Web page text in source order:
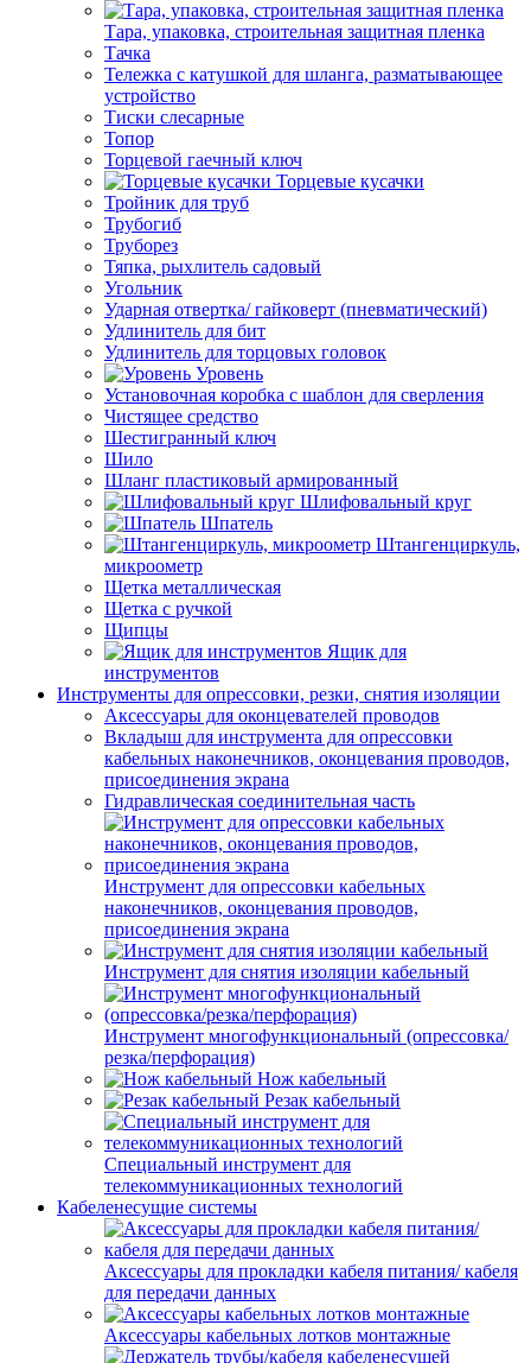
Тара, упаковка, строительная защитная пленка
Тачка
Тележка с катушкой для шланга, разматывающее
устройство
Тиски слесарные
Топор
Торцевой гаечный ключ
Торцевые кусачки
Тройник для труб
Трубогиб
Труборез
Тяпка, рыхлитель садовый
Угольник
Ударная отвертка/ гайковерт (пневматический)
Удлинитель для бит
Удлинитель для торцовых головок
Уровень
Установочная коробка с шаблон для сверления
Чистящее средство
Шестигранный ключ
Шило
Шланг пластиковый армированный
Шлифовальный круг
Шпатель
Штангенциркуль,
микроометр
Щетка металлическая
Щетка с ручкой
Щипцы
Ящик для
инструментов
Инструменты для опрессовки, резки, снятия изоляции
Аксессуары для оконцевателей проводов
Вкладыш для инструмента для опрессовки
кабельных наконечников, оконцевания проводов,
присоединения экрана
Гидравлическая соединительная часть
Инструмент для опрессовки кабельных
наконечников, оконцевания проводов,
присоединения экрана
Инструмент для снятия изоляции кабельный
Инструмент многофункциональный (опрессовка/
резка/перфорация)
Нож кабельный
Резак кабельный
Специальный инструмент для
телекоммуникационных технологий
Кабеленесущие системы
Аксессуары для прокладки кабеля питания/ кабеля
для передачи данных
Аксессуары кабельных лотков монтажные